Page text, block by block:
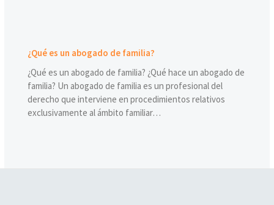
¿Qué es un abogado de familia?
¿Qué es un abogado de familia? ¿Qué hace un abogado de
familia? Un abogado de familia es un profesional del
derecho que interviene en procedimientos relativos
exclusivamente al ámbito familiar…